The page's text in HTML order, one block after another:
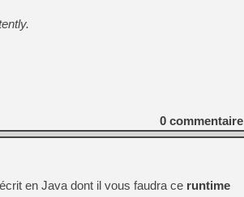
0 commentaire
en Java dont il vous faudra ce runtime